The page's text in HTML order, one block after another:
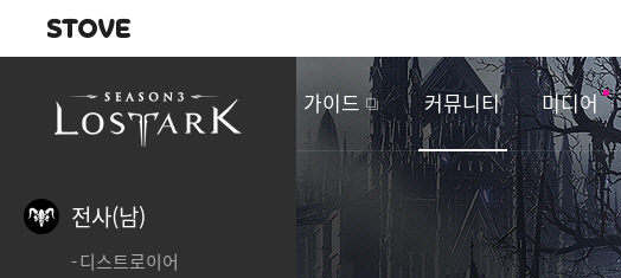
새소식 게임정보 가이드 커뮤니티 미디어
전사(남)
디스트로이어